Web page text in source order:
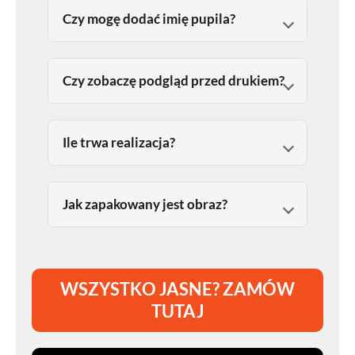
Czy mogę dodać imię pupila?
Czy zobaczę podgląd przed drukiem?
Ile trwa realizacja?
Jak zapakowany jest obraz?
WSZYSTKO JASNE? ZAMÓW
TUTAJ